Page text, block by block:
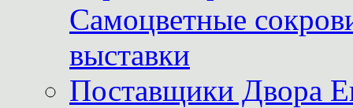
Самоцветные
выставки
Поставщики